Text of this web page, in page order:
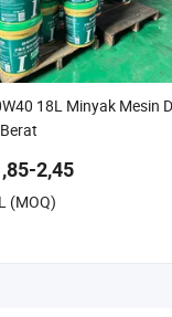
18L Minyak Mesin
2,45
(MOQ)